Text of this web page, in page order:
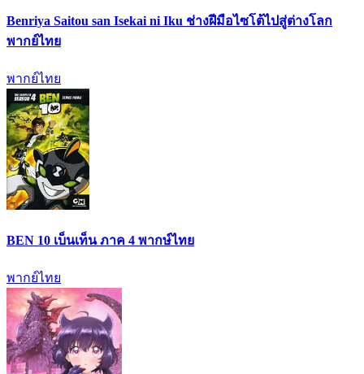
Benriya Saitou san Isekai ni Iku ช่างฝีมือไซโต้ไปสู่ต่างโลก
พากย์ไทย
พากย์ไทย
BEN 10 เบ็นเท็น ภาค 4 พากษ์ไทย
พากย์ไทย